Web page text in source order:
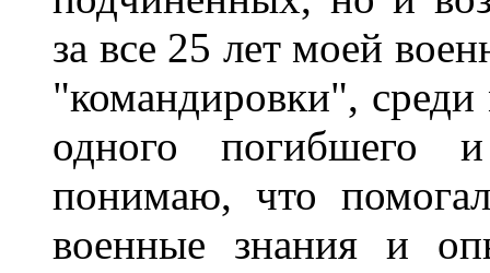
за все 25 лет моей
"командировки",
одного погибшего
понимаю, что
военные знания и